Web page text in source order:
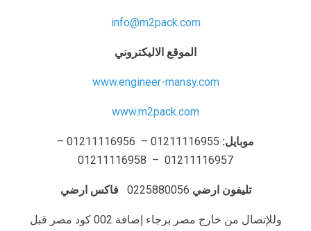
info@m2pack.com
الموقع الاليكتروني
www.engineer-mansy.com
www.m2pack.com
موبايل:
01211116955 – 01211116956 –
01211116957 – 01211116958
تليفون ارضي 0225880056 فاكس ارضي
وللإتصال من خارج مصر برجاء إضافة 002 كود مصر قبل